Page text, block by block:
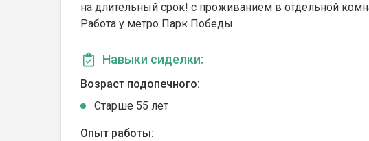
на длительный срок! с проживанием в отдельной
Работа у метро Парк Победы
Навыки сиделки:
Возраст подопечного:
Cтарше 55 лет
Опыт работы: